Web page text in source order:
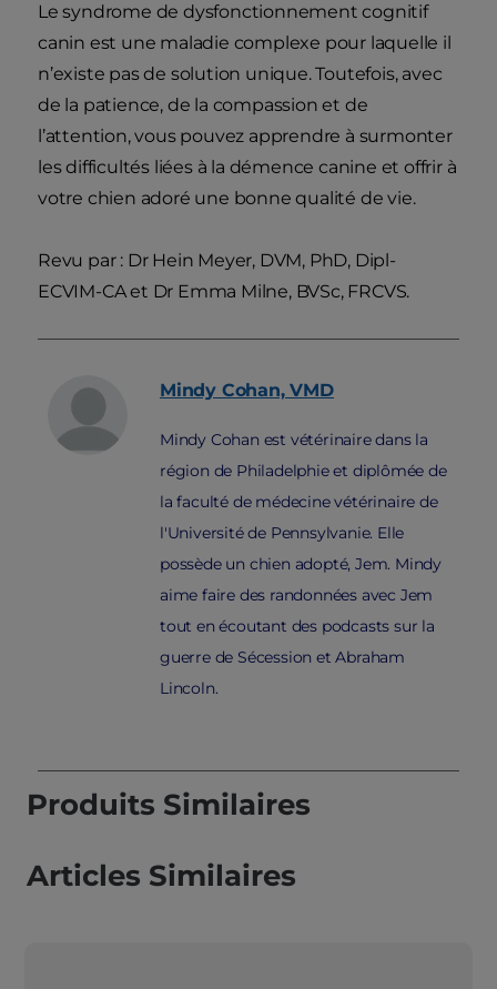
Le syndrome de dysfonctionnement cognitif
canin est une maladie complexe pour laquelle il
n’existe pas de solution unique. Toutefois, avec
de la patience, de la compassion et de
l’attention, vous pouvez apprendre à surmonter
les difficultés liées à la démence canine et offrir à
votre chien adoré une bonne qualité de vie.
Revu par : Dr Hein Meyer, DVM, PhD, Dipl-
ECVIM-CA et Dr Emma Milne, BVSc, FRCVS.
Mindy Cohan, VMD
Mindy Cohan est vétérinaire dans la
région de Philadelphie et diplômée de
la faculté de médecine vétérinaire de
l'Université de Pennsylvanie. Elle
possède un chien adopté, Jem. Mindy
aime faire des randonnées avec Jem
tout en écoutant des podcasts sur la
guerre de Sécession et Abraham
Lincoln.
Produits Similaires
Articles Similaires